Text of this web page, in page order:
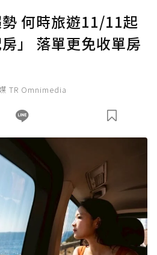
何時旅遊11/11起
」 落單更免收單房
TR Omnimedia